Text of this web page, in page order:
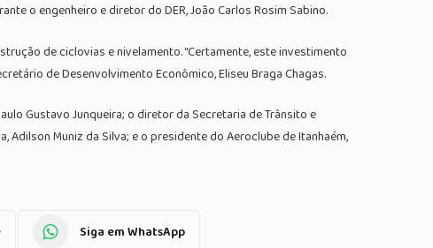
o engenheiro e diretor do DER, João Carlos Rosim Sabino.
de ciclovias e nivelamento. “Certamente, este investimento
de Desenvolvimento Econômico, Eliseu Braga Chagas.
Gustavo Junqueira; o diretor da Secretaria de Trânsito e
Adilson Muniz da Silva; e o presidente do Aeroclube de Itanhaém,
Siga em WhatsApp